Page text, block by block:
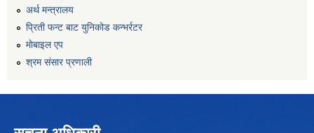
अर्थ मन्त्रालय
प्रिती फन्ट बाट युनिकोड कन्भर्रटर
माेबाइल एप
श्रम संसार प्रणाली